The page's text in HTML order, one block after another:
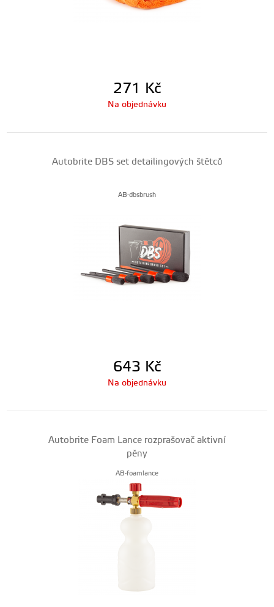
271 Kč
Na objednávku
Autobrite DBS set detailingových štětců
AB-dbsbrush
643 Kč
Na objednávku
Autobrite Foam Lance rozprašovač aktivní
pěny
AB-foamlance